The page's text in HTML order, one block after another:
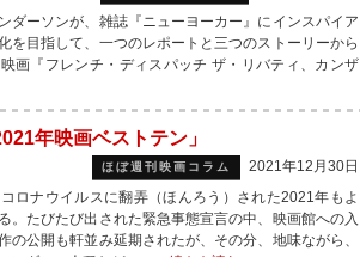
ダーソンが、雑誌『ニューヨーカー』にインスパイア
を目指して、一つのレポートと三つのストーリーから
画『フレンチ・ディスパッチ ザ・リバティ、カンザ
年映画ベストテン」
ほぼ週刊映画コラム
2021年12月30日
ロナウイルスに翻弄（ほんろう）された2021年もよ
。たびたび出された緊急事態宣言の中、映画館への入
の公開も軒並み延期されたが、その分、地味ながら、